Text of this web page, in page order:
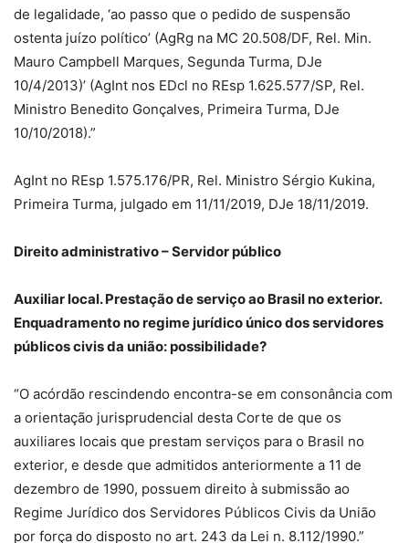
de legalidade, ‘ao passo que o pedido de suspensão
ostenta juízo político’ (AgRg na MC 20.508/DF, Rel. Min.
Mauro Campbell Marques, Segunda Turma, DJe
10/4/2013)’ (AgInt nos EDcl no REsp 1.625.577/SP, Rel.
Ministro Benedito Gonçalves, Primeira Turma, DJe
10/10/2018).”
AgInt no REsp 1.575.176/PR, Rel. Ministro Sérgio Kukina,
Primeira Turma, julgado em 11/11/2019, DJe 18/11/2019.
Direito administrativo – Servidor público
Auxiliar local. Prestação de serviço ao Brasil no exterior.
Enquadramento no regime jurídico único dos servidores
públicos civis da união: possibilidade?
“O acórdão rescindendo encontra-se em consonância com
a orientação jurisprudencial desta Corte de que os
auxiliares locais que prestam serviços para o Brasil no
exterior, e desde que admitidos anteriormente a 11 de
dezembro de 1990, possuem direito à submissão ao
Regime Jurídico dos Servidores Públicos Civis da União
por força do disposto no art. 243 da Lei n. 8.112/1990.”